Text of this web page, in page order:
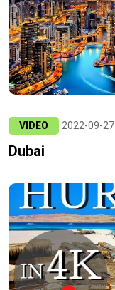
VIDEO 2022-09-27
Dubai